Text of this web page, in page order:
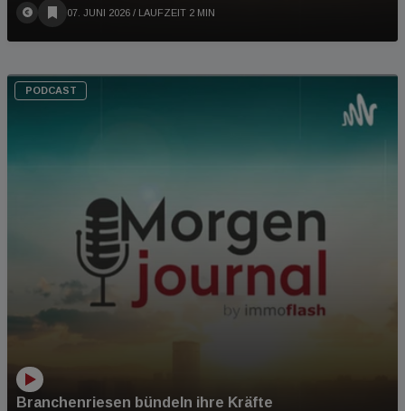
07. JUNI 2026 / LAUFZEIT 2 MIN
PODCAST
Branchenriesen bündeln ihre Kräfte